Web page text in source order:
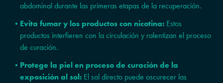
abdominal durante las primeras etapas de la recuperación.
Evita fumar y los productos con nicotina: Estos
productos interfieren con la circulación y ralentizan el proceso
de curación.
Protege la piel en proceso de curación de la
exposición al sol: El sol directo puede oscurecer las